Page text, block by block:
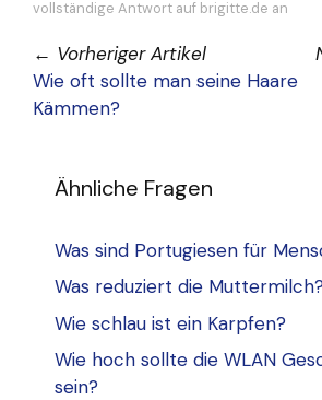
vollständige Antwort auf brigitte.de an
← Vorheriger Artikel
Wie oft sollte man seine Haare
Kämmen?
Ähnliche Fragen
Was sind Portugiesen für
Was reduziert die
Wie schlau ist ein Karpfen?
Wie hoch sollte die WLAN
sein?